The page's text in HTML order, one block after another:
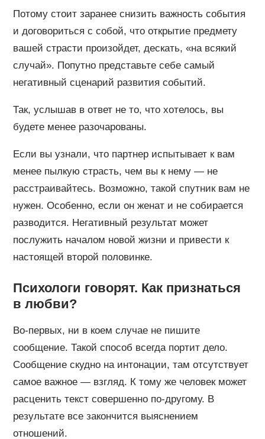
Потому стоит заранее снизить важность события
и договориться с собой, что открытие предмету
вашей страсти произойдет, дескать, «на всякий
случай». Попутно представьте себе самый
негативный сценарий развития событий.
Так, услышав в ответ не то, что хотелось, вы
будете менее разочарованы.
Если вы узнали, что партнер испытывает к вам
менее пылкую страсть, чем вы к нему — не
расстраивайтесь. Возможно, такой спутник вам не
нужен. Особенно, если он женат и не собирается
разводится. Негативный результат может
послужить началом новой жизни и привести к
настоящей второй половинке.
Психологи говорят. Как признаться
в любви?
Во-первых, ни в коем случае не пишите
сообщение. Такой способ всегда портит дело.
Сообщение скудно на интонации, там отсутствует
самое важное — взгляд. К тому же человек может
расценить текст совершенно по-другому. В
результате все закончится выяснением
отношений.